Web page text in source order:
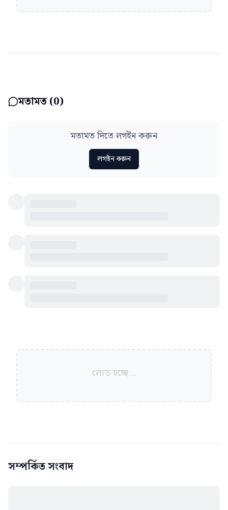
মতামত (0)
মতামত দিতে লগইন করুন
লগইন করুন
লোড হচ্ছে...
সম্পর্কিত সংবাদ